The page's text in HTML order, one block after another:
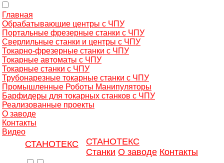
Главная
Обрабатывающие центры с ЧПУ
Портальные фрезерные станки с ЧПУ
Сверлильные станки и центры с ЧПУ
Токарно-фрезерные станки с ЧПУ
Токарные автоматы с ЧПУ
Токарные станки с ЧПУ
Трубонарезные токарные станки с ЧПУ
Промышленные Роботы Манипуляторы
Барфидеры для токарных станков с ЧПУ
Реализованные проекты
О заводе
Контакты
Видео
СТАНОТЕКС
СТАНОТЕКС
Станки О заводе Контакты